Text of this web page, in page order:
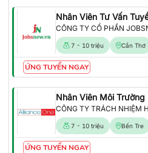
CÔNG TY CỔ PHẦN
7 - 10 triệu Cần Thơ
ỨNG TUYỂN NGAY
Nhân Viên Môi Trường
7 - 10 triệu Bến Tre
ỨNG TUYỂN NGAY